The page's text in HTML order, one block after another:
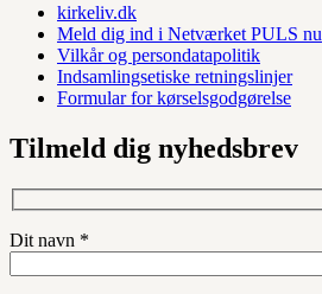
kirkeliv.dk
Meld dig ind i Netværket PULS nu
Vilkår og persondatapolitik
Indsamlingsetiske retningslinjer
Formular for kørselsgodgørelse
Tilmeld dig nyhedsbrev
Dit navn *